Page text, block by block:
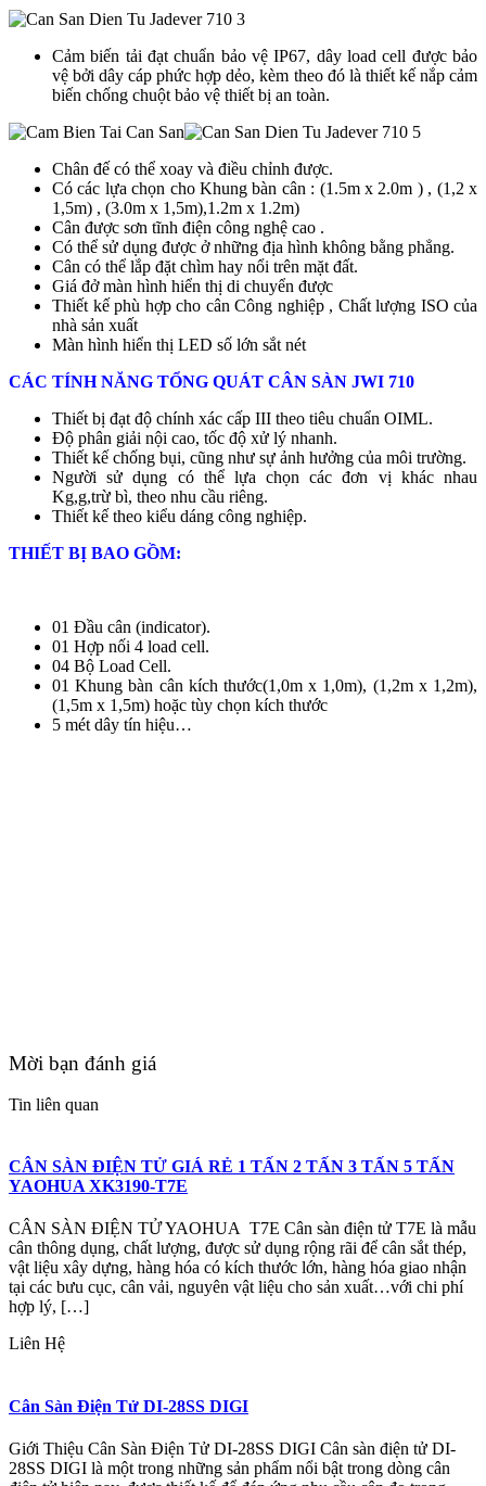
Cảm biến tải đạt chuẩn bảo vệ IP67, dây load cell được bảo
vệ bởi dây cáp phức hợp dẻo, kèm theo đó là thiết kế nắp cảm
biến chống chuột bảo vệ thiết bị an toàn.
Chân đế có thể xoay và điều chỉnh được.
Có các lựa chọn cho Khung bàn cân : (1.5m x 2.0m ) , (1,2 x
1,5m) , (3.0m x 1,5m),1.2m x 1.2m)
Cân được sơn tĩnh điện công nghệ cao .
Có thể sử dụng được ở những địa hình không bằng phẳng.
Cân có thể lắp đặt chìm hay nổi trên mặt đất.
Giá đở màn hình hiển thị di chuyển được
Thiết kế phù hợp cho cân Công nghiệp , Chất lượng ISO của
nhà sản xuất
Màn hình hiển thị LED số lớn sắt nét
CÁC TÍNH NĂNG TỔNG QUÁT CÂN SÀN JWI 710
Thiết bị đạt độ chính xác cấp III theo tiêu chuẩn OIML.
Độ phân giải nội cao, tốc độ xử lý nhanh.
Thiết kế chống bụi, cũng như sự ảnh hưởng của môi trường.
Người sử dụng có thể lựa chọn các đơn vị khác nhau
Kg,g,trừ bì, theo nhu cầu riêng.
Thiết kế theo kiểu dáng công nghiệp.
THIẾT BỊ BAO GỒM:
01 Đầu cân (indicator).
01 Hợp nối 4 load cell.
04 Bộ Load Cell.
01 Khung bàn cân kích thước(1,0m x 1,0m), (1,2m x 1,2m),
(1,5m x 1,5m) hoặc tùy chọn kích thước
5 mét dây tín hiệu…
Mời bạn đánh giá
Tin liên quan
CÂN SÀN ĐIỆN TỬ GIÁ RẺ 1 TẤN 2 TẤN 3 TẤN 5 TẤN
YAOHUA XK3190-T7E
CÂN SÀN ĐIỆN TỬ YAOHUA T7E Cân sàn điện tử T7E là mẫu
cân thông dụng, chất lượng, được sử dụng rộng rãi để cân sắt thép,
vật liệu xây dựng, hàng hóa có kích thước lớn, hàng hóa giao nhận
tại các bưu cục, cân vải, nguyên vật liệu cho sản xuất…với chi phí
hợp lý, […]
Liên Hệ
Cân Sàn Điện Tử DI-28SS DIGI
Giới Thiệu Cân Sàn Điện Tử DI-28SS DIGI Cân sàn điện tử DI-
28SS DIGI là một trong những sản phẩm nổi bật trong dòng cân